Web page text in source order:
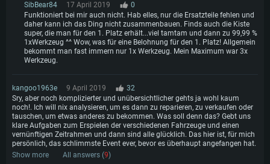
Ihr könnt Gutscheine für die sehr seltenen (Ju 388
SibBear84 17 April 2019
0
Funktioniert bei mir auch nicht. Hab elles, nur die Ersatzteile fehlen und
daher kann ich das Ding nicht zusammenbauen. Finds auch die Kiste
super, die man für den 1. Platz erhält...viel tamtam und dann zu 99,99 %
1xWerkzeug ^^ Wow, was für eine Belohnung für den 1. Platz! Allgemein
bekommt man fast immern nur 1x Werkzeug. Mein Maximum war 3x
Werkzeug.
kangoo1963e 9 April 2019
32
Sry, aber noch komplizierter und unübersichtlicher gehts ja wohl kaum
noch!. Ich will nix analysieren, um es dann zu reparieren, zu verkaufen oder
tauschen, um etwas anderes zu bekommen. Was soll denn das? Gebt uns
klare Aufgaben zum Erspielen der verschiedenen Fahrzeuge und einen
vernünftigen Zeitrahmen und dann sind alle glücklich. Das hier ist, für mich
persönlich, das schlimmste Event ever, bevor es überhaupt angefangen hat.
Show more
All answers (9)